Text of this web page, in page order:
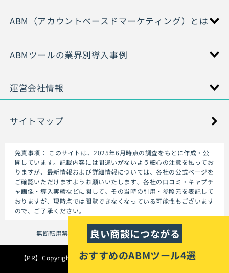
おすすめのABMツール4選
ABM（アカウントベースドマーケティング）とは
ABMツールの業界別導入事例
運営会社情報
サイトマップ
免責事項：
このサイトは、2025年6月時点の調査をもとに作成・公
開しています。記載内容には間違いがないよう細心の注意を払ってお
りますが、最新情報および詳細情報については、各社の公式ページを
ご確認いただけますようお願いいたします。各社の口コミ・キャプチ
ャ画像・導入実績などに関して、その当時の引用・参照元を表記して
おりますが、現時点では閲覧できなくなっている可能性もございます
ので、ご了承ください。
無断転用禁止（Unauthorized copying prohibited.）
【PR】Copyright (C)ABMツール専門メディア｜NERAIDOKORO
Rights Reserved.